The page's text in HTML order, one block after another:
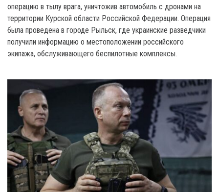
операцию в тылу врага, уничтожив автомобиль с дронами на
территории Курской области Российской Федерации. Операция
была проведена в городе Рыльск, где украинские разведчики
получили информацию о местоположении российского
экипажа, обслуживающего беспилотные комплексы.